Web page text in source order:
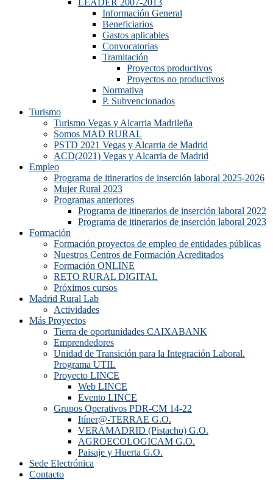
LEADER 2007-2013
Información General
Beneficiarios
Gastos aplicables
Convocatorias
Tramitación
Proyectos productivos
Proyectos no productivos
Normativa
P. Subvencionados
Turismo
Turismo Vegas y Alcarria Madrileña
Somos MAD RURAL
PSTD 2021 Vegas y Alcarria de Madrid
ACD(2021) Vegas y Alcarria de Madrid
Empleo
Programa de itinerarios de inserción laboral 2025-2026
Mujer Rural 2023
Programas anteriores
Programa de itinerarios de inserción laboral 2022
Programa de itinerarios de inserción laboral 2023
Formación
Formación proyectos de empleo de entidades públicas
Nuestros Centros de Formación Acreditados
Formación ONLINE
RETO RURAL DIGITAL
Próximos cursos
Madrid Rural Lab
Actividades
Más Proyectos
Tierra de oportunidades CAIXABANK
Emprendedores
Unidad de Transición para la Integración Laboral.
Programa UTIL
Proyecto LINCE
Web LINCE
Evento LINCE
Grupos Operativos PDR-CM 14-22
Itíner@-TERRAE G.O.
VERAMADRID (Pistacho) G.O.
AGROECOLOGICAM G.O.
Paisaje y Huerta G.O.
Sede Electrónica
Contacto